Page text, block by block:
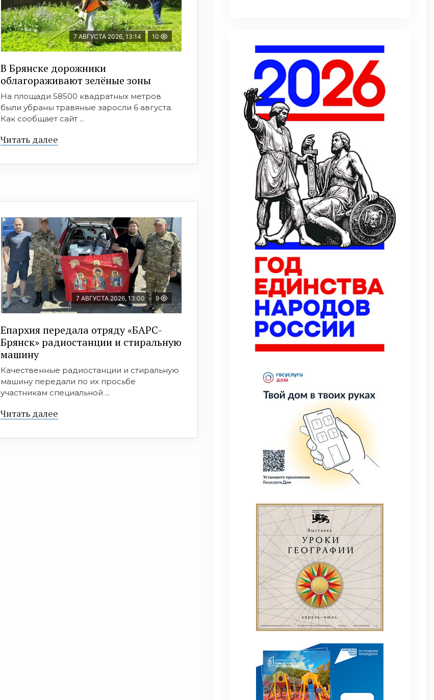
7 АВГУСТА 2026, 13:14 10
В Брянске дорожники
облагораживают зелёные зоны
На площади 58500 квадратных метров
были убраны травяные заросли 6 августа.
Как сообщает сайт ...
Читать далее
7 АВГУСТА 2026, 13:00 9
Епархия передала отряду «БАРС-
Брянск» радиостанции и стиральную
машину
Качественные радиостанции и стиральную
машину передали по их просьбе
участникам специальной ...
Читать далее